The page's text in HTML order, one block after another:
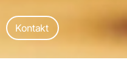
Kontakt